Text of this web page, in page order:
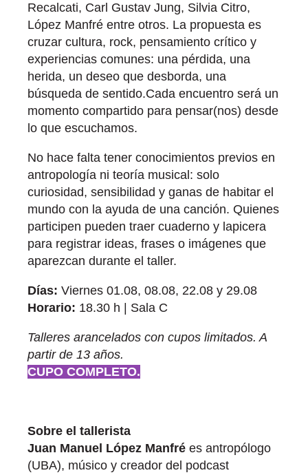
Recalcati, Carl Gustav Jung, Silvia Citro,
López Manfré entre otros. La propuesta es
cruzar cultura, rock, pensamiento crítico y
experiencias comunes: una pérdida, una
herida, un deseo que desborda, una
búsqueda de sentido.Cada encuentro será un
momento compartido para pensar(nos) desde
lo que escuchamos.
No hace falta tener conocimientos previos en
antropología ni teoría musical: solo
curiosidad, sensibilidad y ganas de habitar el
mundo con la ayuda de una canción. Quienes
participen pueden traer cuaderno y lapicera
para registrar ideas, frases o imágenes que
aparezcan durante el taller.
Días: Viernes 01.08, 08.08, 22.08 y 29.08
Horario: 18.30 h | Sala C
Talleres arancelados con cupos limitados. A
partir de 13 años.
CUPO COMPLETO.
Sobre el tallerista
Juan Manuel López Manfré es antropólogo
(UBA), músico y creador del podcast